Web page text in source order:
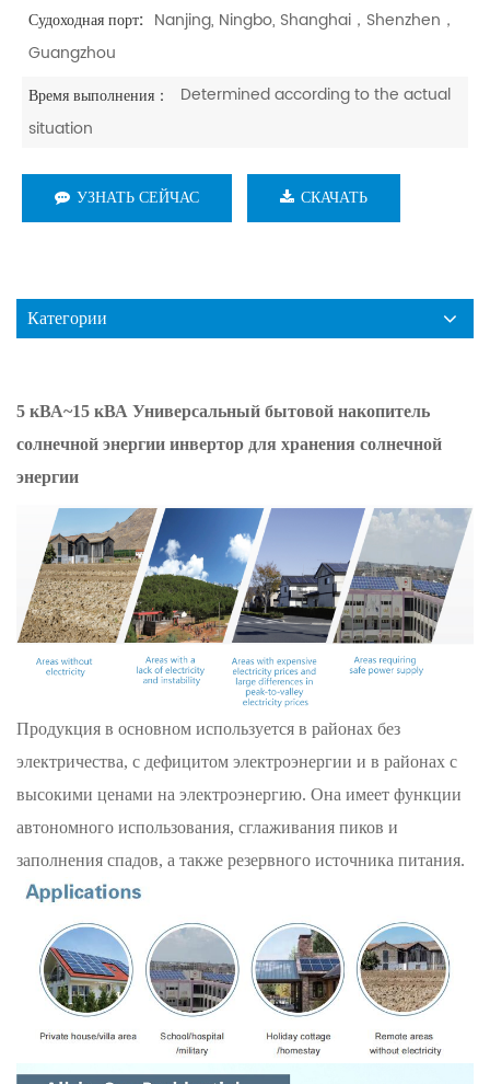
Судоходная порт: Nanjing, Ningbo, Shanghai，Shenzhen，
Guangzhou
Время выполнения：
Determined according to the actual
situation
УЗНАТЬ СЕЙЧАС СКАЧАТЬ
Категории
5 кВА~15 кВА Универсальный бытовой накопитель
солнечной энергии инвертор для хранения солнечной
энергии
Продукция в основном используется в районах без
электричества, с дефицитом электроэнергии и в районах с
высокими ценами на электроэнергию. Она имеет функции
автономного использования, сглаживания пиков и
заполнения спадов, а также резервного источника питания.